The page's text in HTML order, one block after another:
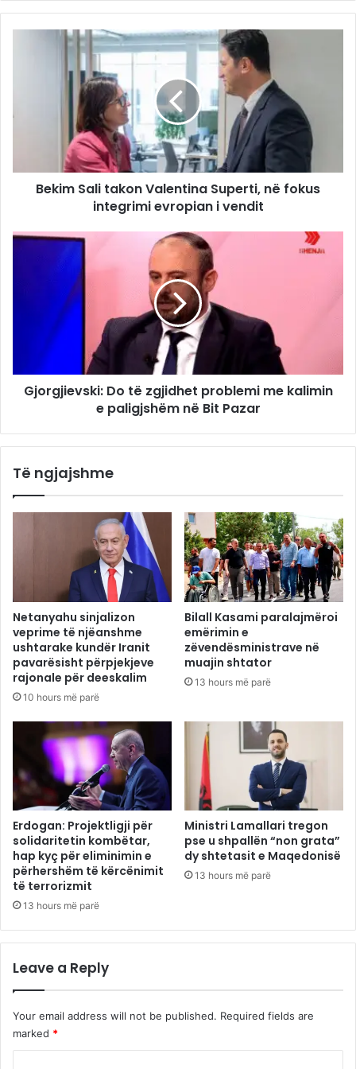
Bekim Sali takon Valentina Superti, në fokus
integrimi evropian i vendit
Gjorgjievski: Do të zgjidhet problemi me kalimin
e paligjshëm në Bit Pazar
Të ngjajshme
Netanyahu sinjalizon
veprime të njëanshme
ushtarake kundër Iranit
pavarësisht përpjekjeve
rajonale për deeskalim
10 hours më parë
Bilall Kasami paralajmëroi
emërimin e
zëvendësministrave në
muajin shtator
13 hours më parë
Erdogan: Projektligji për
solidaritetin kombëtar,
hap kyç për eliminimin e
përhershëm të kërcënimit
të terrorizmit
13 hours më parë
Ministri Lamallari tregon
pse u shpallën “non grata”
dy shtetasit e Maqedonisë
13 hours më parë
Leave a Reply
Your email address will not be published. Required fields are
marked *